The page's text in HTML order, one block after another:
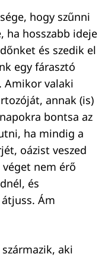
hogy szűnni
ha hosszabb ideje
és szedik el
egy fárasztó
Amikor valaki
annak (is)
bontsa az
ha mindig a
oázist veszed
nem érő
és
Ám
aki